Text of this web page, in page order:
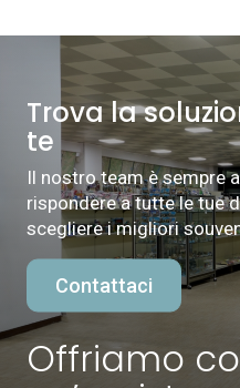
Trova la
te
Il nostro team è sempre
rispondere a tutte le tue
scegliere i migliori
Contattaci
Offriamo